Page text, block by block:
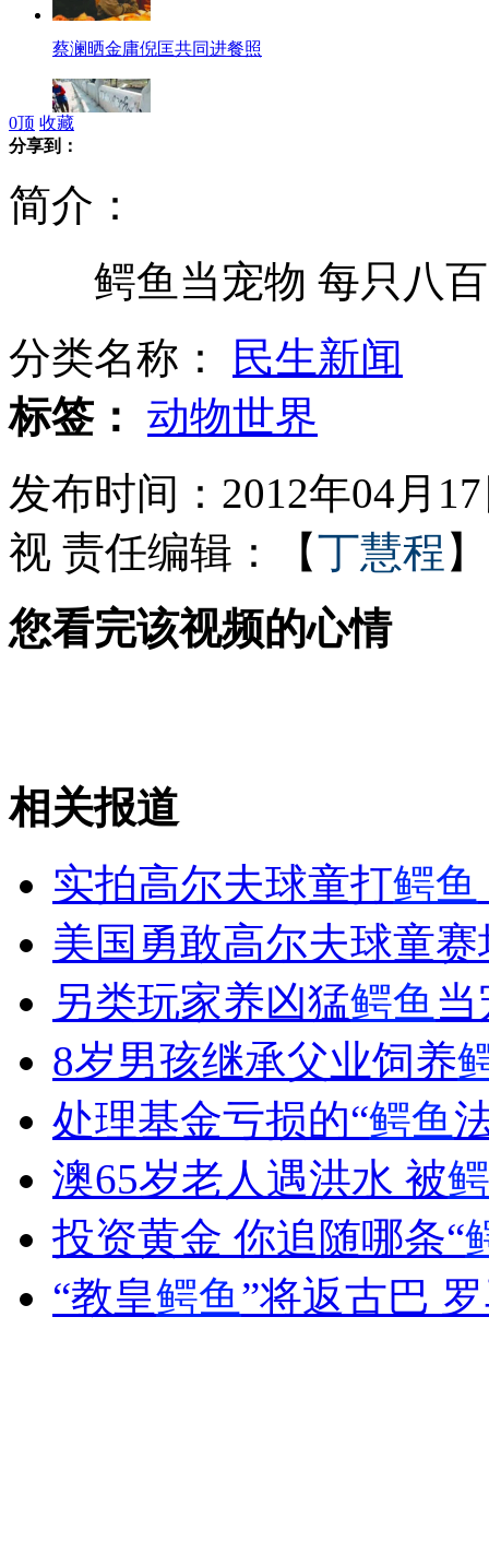
蔡澜晒金庸倪匡共同进餐照
北京466岁文物竟成“广告桥”
挪威致77死枪击案开审 疑犯竟微笑
山东破获特大用感冒药制毒案
牛人一秒喝光大杯啤酒
山西运城恶犬咬伤多人 警民合力深夜将其击毙
女孩北京地铁殴打老人 痛下狠手拳打脚踢
无痛分娩是否安全 医生回应
外交部：反对强权政治霸凌主义
外交部：有关国家言论片面不公正
安徽一实载49人客车翻车
0顶 收藏
分享到：
简介：
鳄鱼当宠物 每只八
分类名称：
民生新闻
标签： 动物世界
发布时间：2012年04月
视 责任编辑：【丁慧程 】
您看完该视频的心情
相关报道
实拍高尔夫球童打鳄鱼
美国勇敢高尔夫球童
另类玩家养凶猛鳄鱼
8岁男孩继承父业饲养
处理基金亏损的“鳄鱼
澳65岁老人遇洪水 被
投资黄金 你追随哪条“
“教皇鳄鱼”将返古巴